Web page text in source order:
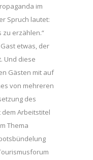
im
Spruch lautet:
zu erzählen.“
etwas, der
Und diese
Gästen mit auf
von mehreren
des
Arbeitstitel
Thema